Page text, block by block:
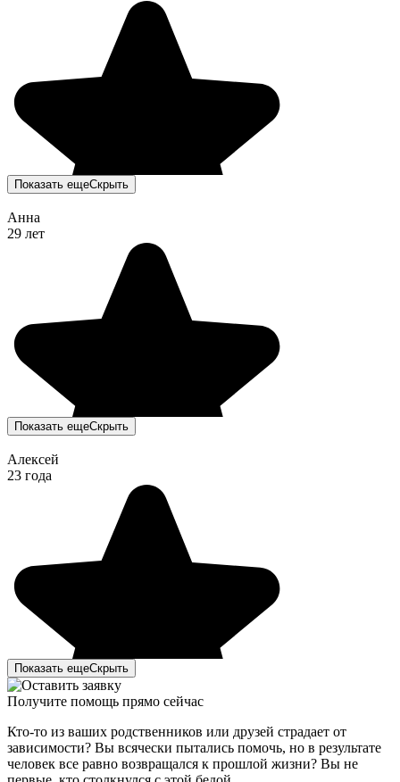
Показать ещеСкрыть
Анна
29 лет
Показать ещеСкрыть
Алексей
23 года
Показать ещеСкрыть
Получите помощь прямо сейчас
Кто-то из ваших родственников или друзей страдает от
зависимости? Вы всячески пытались помочь, но в результате
человек все равно возвращался к прошлой жизни? Вы не